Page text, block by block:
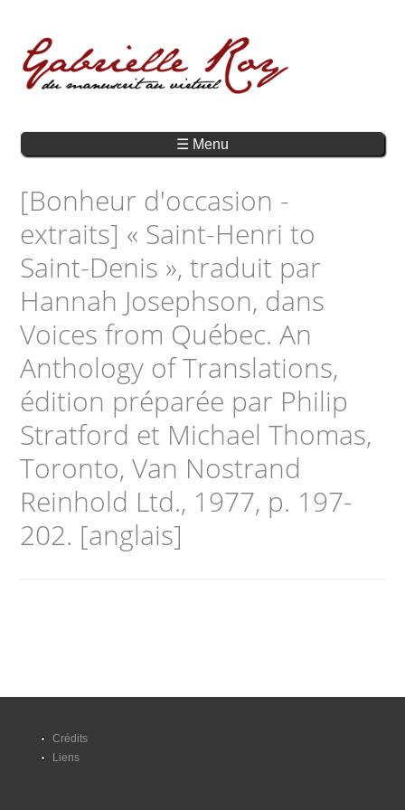
☰ Menu
[Bonheur d'occasion -
extraits] « Saint-Henri to
Saint-Denis », traduit par
Hannah Josephson, dans
Voices from Québec. An
Anthology of Translations,
édition préparée par Philip
Stratford et Michael Thomas,
Toronto, Van Nostrand
Reinhold Ltd., 1977, p. 197-
202. [anglais]
Crédits
Liens